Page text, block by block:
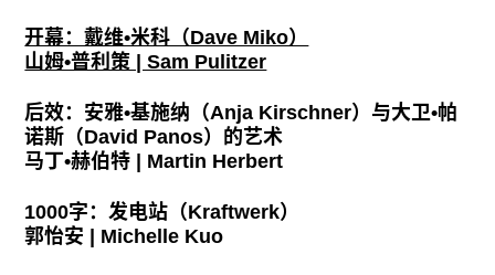
开幕：戴维•米科（Dave Miko）
山姆•普利策 | Sam Pulitzer
后效：安雅•基施纳（Anja Kirschner）与大卫•帕
诺斯（David Panos）的艺术
马丁•赫伯特 | Martin Herbert
1000字：发电站（Kraftwerk）
郭怡安 | Michelle Kuo